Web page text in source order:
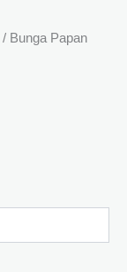
/ Bunga Papan